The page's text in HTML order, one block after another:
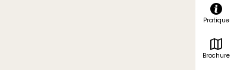
Pratique
Brochure